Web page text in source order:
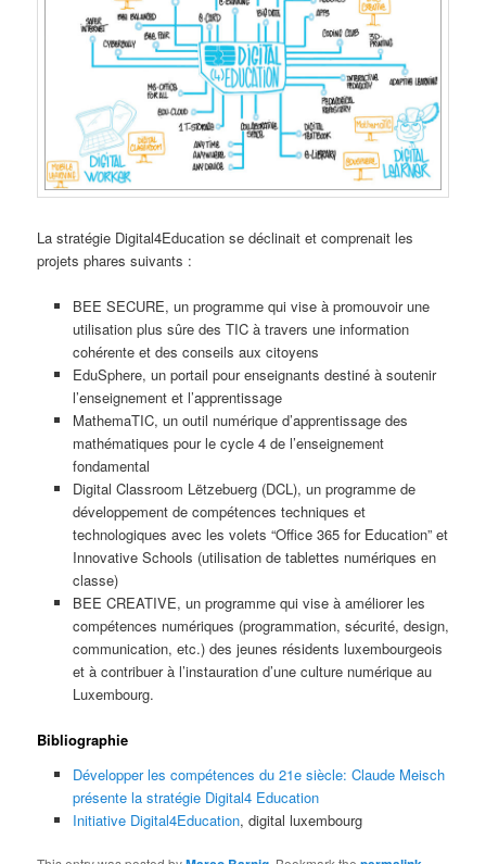
La stratégie Digital4Education se déclinait et comprenait les
projets phares suivants :
BEE SECURE, un programme qui vise à promouvoir une
utilisation plus sûre des TIC à travers une information
cohérente et des conseils aux citoyens
EduSphere, un portail pour enseignants destiné à soutenir
l’enseignement et l’apprentissage
MathemaTIC, un outil numérique d’apprentissage des
mathématiques pour le cycle 4 de l’enseignement
fondamental
Digital Classroom Lëtzebuerg(DCL), un programme de
développement de compétences techniques et
technologiques avec les volets “Office 365 for Education”et
Innovative Schools (utilisation de tablettes numériques en
classe)
BEE CREATIVE, un programme qui vise à améliorer les
compétences numériques (programmation, sécurité, design,
communication, etc.) des jeunes résidents luxembourgeois
et à contribuer à l’instauration d’une culture numérique au
Luxembourg.
Bibliographie
Développer les compétences du 21e siècle: Claude Meisch
présente la stratégie Digital4 Education
Initiative Digital4Education, digital luxembourg